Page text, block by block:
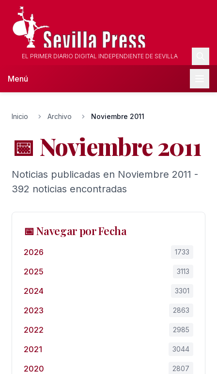
EL PRIMER DIARIO DIGITAL INDEPENDIENTE DE SEVILLA
Menú
Inicio Archivo Noviembre 2011
📅 Noviembre 2011
Noticias publicadas en Noviembre 2011 -
392 noticias encontradas
📅 Navegar por Fecha
2026 1733
2025 3113
2024 3301
2023 2863
2022 2985
2021 3044
2020 2807